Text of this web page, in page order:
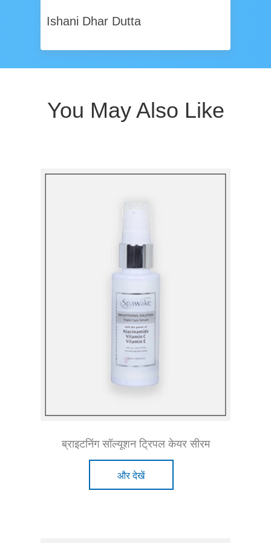
Ishani Dhar Dutta
You May Also Like
ब्राइटनिंग सॉल्यूशन ट्रिपल केयर सीरम
और देखें